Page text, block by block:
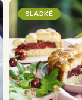
SLADKÉ